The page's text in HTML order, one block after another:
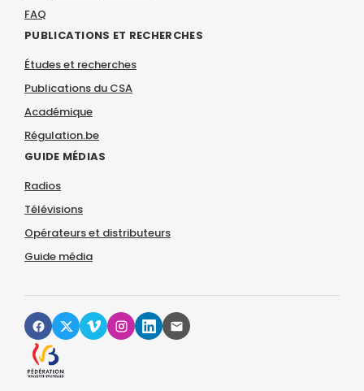
FAQ
PUBLICATIONS ET RECHERCHES
Études et recherches
Publications du CSA
Académique
Régulation.be
GUIDE MÉDIAS
Radios
Télévisions
Opérateurs et distributeurs
Guide média